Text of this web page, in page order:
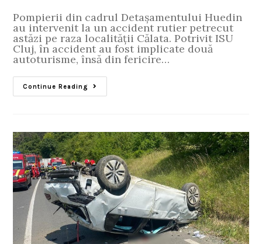
Pompierii din cadrul Detașamentului Huedin
au intervenit la un accident rutier petrecut
astăzi pe raza localității Călata. Potrivit ISU
Cluj, în accident au fost implicate două
autoturisme, însă din fericire…
Continue Reading